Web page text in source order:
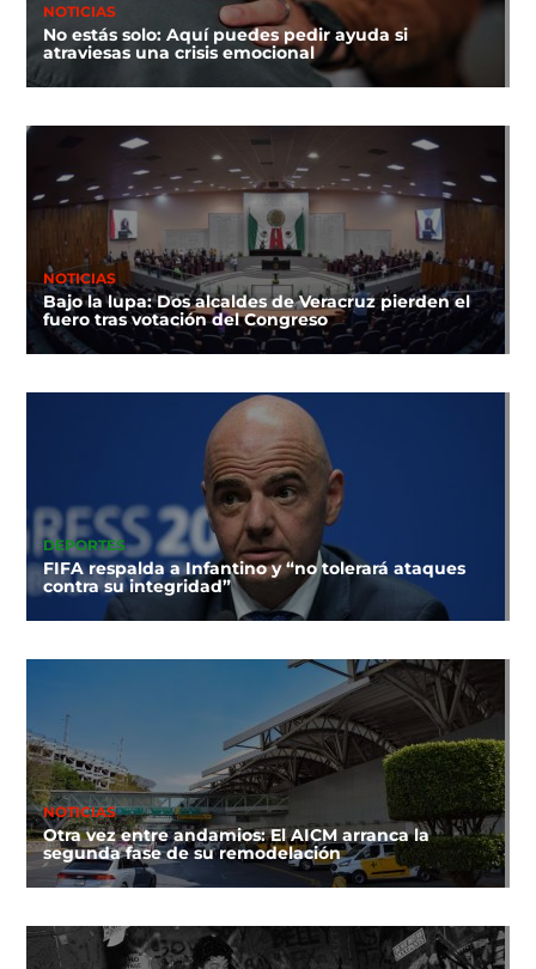
NOTICIAS
No estás solo: Aquí puedes pedir ayuda si
atraviesas una crisis emocional
NOTICIAS
Bajo la lupa: Dos alcaldes de Veracruz pierden el
fuero tras votación del Congreso
DEPORTES
FIFA respalda a Infantino y “no tolerará ataques
contra su integridad”
NOTICIAS
Otra vez entre andamios: El AICM arranca la
segunda fase de su remodelación